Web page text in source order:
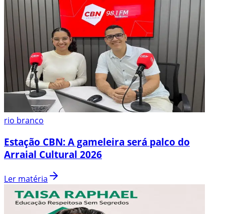
rio branco
Estação CBN: A gameleira será palco do
Arraial Cultural 2026
Ler matéria